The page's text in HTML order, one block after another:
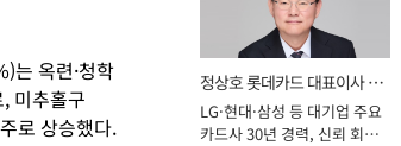
는 옥련·청학
미추홀구
로 상승했다.
정상호 롯데카드 대표이사 사
장
LG·현대·삼성 등 대기업 주요
카드사 30년 경력, 신뢰 회복